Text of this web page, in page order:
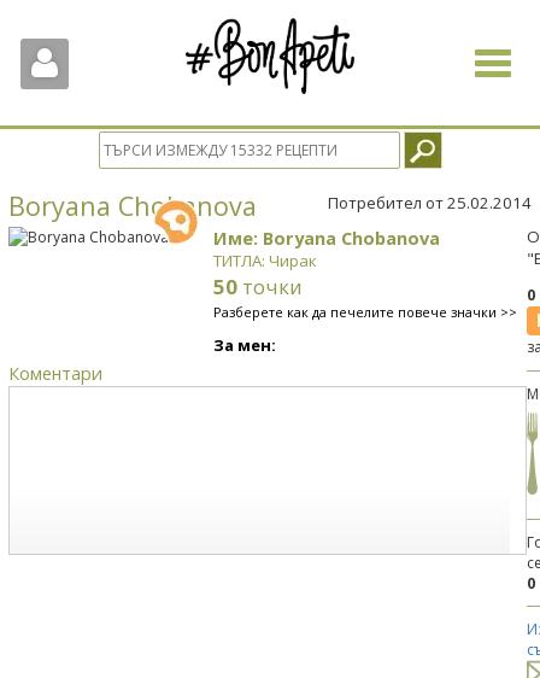
Toggle
Boryana Chobanova Потребител от 25.02.2014
Име: Boryana Chobanova
ТИТЛА: Чирак
50 точки
Разберете как да печелите повече значки >>
За мен:
Коментари
0